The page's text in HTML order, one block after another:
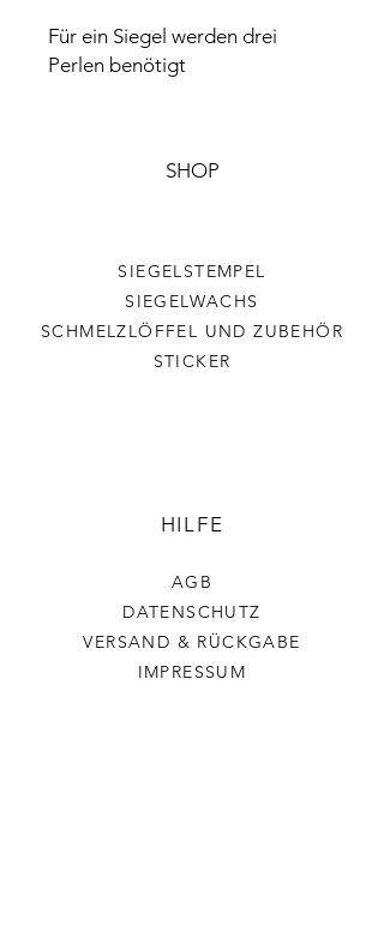
Für ein Siegel werden drei
Perlen benötigt
SHOP
SIEGELSTEMPEL
SIEGELWACHS
SCHMELZLÖFFEL UND ZUBEHÖR
STICKER
HILFE
AGB
DATENSCHUTZ
VERSAND & RÜCKGABE
IMPRESSUM